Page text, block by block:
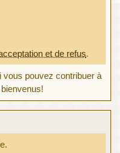
et de refus.
vous pouvez contribuer à